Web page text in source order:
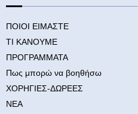
ΠΟΙΟΙ ΕΙΜΑΣΤΕ
ΤΙ ΚΑΝΟΥΜΕ
ΠΡΟΓΡΑΜΜΑΤΑ
Πως μπορώ να βοηθήσω
ΧΟΡΗΓΙΕΣ-ΔΩΡΕΕΣ
ΝΕΑ